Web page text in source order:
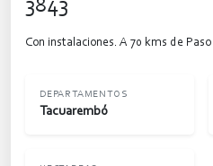
3843
Con instalaciones. A 70 kms de
DEPARTAMENTOS
Tacuarembó